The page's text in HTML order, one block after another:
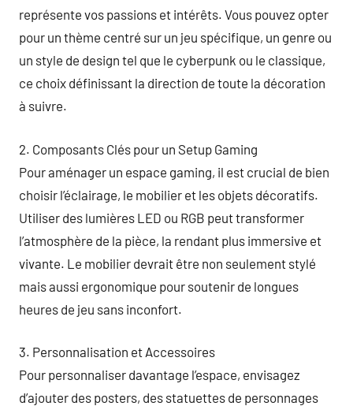
représente vos passions et intérêts. Vous pouvez opter
pour un thème centré sur un jeu spécifique, un genre ou
un style de design tel que le cyberpunk ou le classique,
ce choix définissant la direction de toute la décoration
à suivre.
2. Composants Clés pour un Setup Gaming
Pour aménager un espace gaming, il est crucial de bien
choisir l’éclairage, le mobilier et les objets décoratifs.
Utiliser des lumières LED ou RGB peut transformer
l’atmosphère de la pièce, la rendant plus immersive et
vivante. Le mobilier devrait être non seulement stylé
mais aussi ergonomique pour soutenir de longues
heures de jeu sans inconfort.
3. Personnalisation et Accessoires
Pour personnaliser davantage l’espace, envisagez
d’ajouter des posters, des statuettes de personnages